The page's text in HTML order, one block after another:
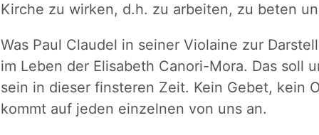
Kirche zu wirken, d.h. zu arbeiten, zu beten
Was Paul Claudel in seiner Violaine zur
im Leben der Elisabeth Canori-Mora. Das soll
sein in dieser finsteren Zeit. Kein Gebet, kein
kommt auf jeden einzelnen von uns an.